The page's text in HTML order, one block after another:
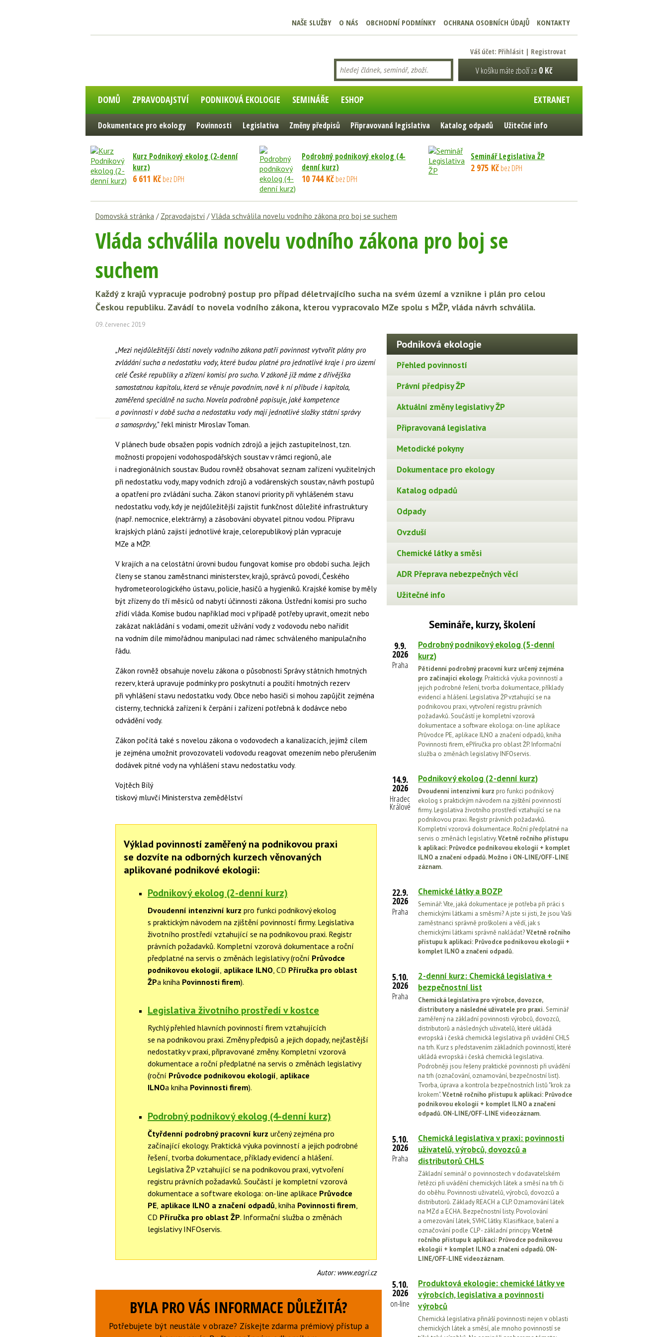
NAŠE SLUŽBY O NÁS OBCHODNÍ PODMÍNKY OCHRANA OSOBNÍCH ÚDAJŮ KONTAKTY
Váš účet: Přihlásit | Registrovat
V košíku máte zboží za 0 Kč
DOMŮ ZPRAVODAJSTVÍ PODNIKOVÁ EKOLOGIE SEMINÁŘE ESHOP EXTRANET
Dokumentace pro ekology Povinnosti Legislativa Změny předpisů Připravovaná legislativa Katalog odpadů Užitečné info
Kurz Podnikový ekolog (2-denní
kurz)
6 611 Kčbez DPH
Podrobný podnikový ekolog (4-
denní kurz)
10 744 Kčbez DPH
Seminář Legislativa ŽP
2 975 Kčbez DPH
Domovská stránka / Zpravodajství /Vláda schválila novelu vodního zákona pro boj se suchem
Vláda schválila novelu vodního zákona pro boj se
suchem
Každý z krajů vypracuje podrobný postup pro případ déletrvajícího sucha na svém území a vznikne i plán pro celou
Českou republiku. Zavádí to novela vodního zákona, kterou vypracovalo MZe spolu s MŽP, vláda návrh schválila.
09. červenec 2019
„Mezi nejdůležitější části novely vodního zákona patří povinnost vytvořit plány pro
zvládání sucha a nedostatku vody, které budou platné pro jednotlivé kraje i pro území
celé České republiky a zřízení komisí pro sucho. V zákoně již máme z dřívějška
samostatnou kapitolu, která se věnuje povodním, nově k ní přibude i kapitola,
zaměřená speciálně na sucho. Novela podrobně popisuje, jaké kompetence
a povinnosti v době sucha a nedostatku vody mají jednotlivé složky státní správy
a samosprávy," řekl ministr Miroslav Toman.
V plánech bude obsažen popis vodních zdrojů a jejich zastupitelnost, tzn.
možnosti propojení vodohospodářských soustav v rámci regionů, ale
i nadregionálních soustav. Budou rovněž obsahovat seznam zařízení využitelných
při nedostatku vody, mapy vodních zdrojů a vodárenských soustav, návrh postupů
a opatření pro zvládání sucha. Zákon stanoví priority při vyhlášeném stavu
nedostatku vody, kdy je nejdůležitější zajistit funkčnost důležité infrastruktury
(např. nemocnice, elektrárny) a zásobování obyvatel pitnou vodou. Přípravu
krajských plánů zajistí jednotlivé kraje, celorepublikový plán vypracuje
MZe a MŽP.
V krajích a na celostátní úrovni budou fungovat komise pro období sucha. Jejich
členy se stanou zaměstnanci ministerstev, krajů, správců povodí, Českého
hydrometeorologického ústavu, policie, hasičů a hygieniků. Krajské komise by měly
být zřízeny do tří měsíců od nabytí účinnosti zákona. Ústřední komisi pro sucho
zřídí vláda. Komise budou například moci v případě potřeby upravit, omezit nebo
zakázat nakládání s vodami, omezit užívání vody z vodovodu nebo nařídit
na vodním díle mimořádnou manipulaci nad rámec schváleného manipulačního
řádu.
Zákon rovněž obsahuje novelu zákona o působnosti Správy státních hmotných
rezerv, která upravuje podmínky pro poskytnutí a použití hmotných rezerv
při vyhlášení stavu nedostatku vody. Obce nebo hasiči si mohou zapůjčit zejména
cisterny, technická zařízení k čerpání i zařízení potřebná k dodávce nebo
odvádění vody.
Zákon počítá také s novelou zákona o vodovodech a kanalizacích, jejímž cílem
je zejména umožnit provozovateli vodovodu reagovat omezením nebo přerušením
dodávek pitné vody na vyhlášení stavu nedostatku vody.
Vojtěch Bílý
tiskový mluvčí Ministerstva zemědělství
Výklad povinností zaměřený na podnikovou praxi
se dozvíte na odborných kurzech věnovaných
aplikované podnikové ekologii:
Podnikový ekolog (2-denní kurz)
Dvoudenní intenzivní kurz pro funkci podnikový ekolog
s praktickým návodem na zjištění povinností firmy. Legislativa
životního prostředí vztahující se na podnikovou praxi. Registr
právních požadavků. Kompletní vzorová dokumentace a roční
předplatné na servis o změnách legislativy (roční Průvodce
podnikovou ekologií, aplikace ILNO, CD Příručka pro oblast
ŽPa kniha Povinnosti firem).
Legislativa životního prostředí v kostce
Rychlý přehled hlavních povinností firem vztahujících
se na podnikovou praxi. Změny předpisů a jejich dopady, nejčastější
nedostatky v praxi, připravované změny. Kompletní vzorová
dokumentace a roční předplatné na servis o změnách legislativy
(roční Průvodce podnikovou ekologií, aplikace
ILNOa kniha Povinnosti firem).
Podrobný podnikový ekolog (4-denní kurz)
Čtyřdenní podrobný pracovní kurz určený zejména pro
začínající ekology. Praktická výuka povinností a jejich podrobné
řešení, tvorba dokumentace, příklady evidencí a hlášení.
Legislativa ŽP vztahující se na podnikovou praxi, vytvoření
registru právních požadavků. Součástí je kompletní vzorová
dokumentace a software ekologa: on-line aplikace Průvodce
PE aplikace ILNO a značení odpadů , kniha Povinnosti firem
CD Příručka pro oblast ŽP. Informační služba o změnách
legislativy INFOservis.
Autor: www.eagri.cz
BYLA PRO VÁS INFORMACE DŮLEŽITÁ?
Potřebujete být neustále v obraze? Získejte zdarma prémiový přístup a
Podniková ekologie
Přehled povinností
Právní předpisy ŽP
Aktuální změny legislativy ŽP
Připravovaná legislativa
Metodické pokyny
Dokumentace pro ekology
Katalog odpadů
Odpady
Ovzduší
Chemické látky a směsi
ADR Přeprava nebezpečných věcí
Užitečné info
Semináře, kurzy, školení
9.9.
2026
Praha
Podrobný podnikový ekolog (5-denní
kurz)
Pětidenní podrobný pracovní kurz určený zejména
pro začínající ekology. Praktická výuka povinností a
jejich podrobné řešení, tvorba dokumentace, příklady
evidencí a hlášení. Legislativa ŽP vztahující se na
podnikovou praxi, vytvoření registru právních
požadavků. Součástí je kompletní vzorová
dokumentace a software ekologa: on-line aplikace
Průvodce PE, aplikace ILNO a značení odpadů, kniha
Povinnosti firem, ePříručka pro oblast ŽP. Informační
služba o změnách legislativy INFOservis.
14.9.
2026
Hradec
Králové
Podnikový ekolog (2-denní kurz)
Dvoudenní intenzivní kurz pro funkci podnikový
ekolog s praktickým návodem na zjištění povinností
firmy. Legislativa životního prostředí vztahující se na
podnikovou praxi. Registr právních požadavků.
Kompletní vzorová dokumentace. Roční předplatné na
servis o změnách legislativy.Včetně ročního přístupu
k aplikaci: Průvodce podnikovou ekologií + komplet
ILNO a značení odpadů. Možno i ON-LINE/OFF-LINE
záznam.
22.9.
2026
Praha
Chemické látky a BOZP
Seminář: Víte, jaká dokumentace je potřeba při práci s
chemickými látkami a směsmi? A jste si jisti, že jsou Vaši
zaměstnanci správně proškoleni a vědí, jak s
chemickými látkami správně nakládat?Včetně ročního
přístupu k aplikaci: Průvodce podnikovou ekologií +
komplet ILNO a značení odpadů.
5.10.
2026
Praha
2-denní kurz: Chemická legislativa +
bezpečnostní list
Chemická legislativa pro výrobce, dovozce,
distributory a následné uživatele pro praxi.Seminář
zaměřený na základní povinnosti výrobců, dovozců,
distributorů a následných uživatelů, které ukládá
evropská i česká chemická legislativa při uvádění CHLS
na trh. Kurz s představením základních povinností, které
ukládá evropská i česká chemická legislativa.
Podrobněji jsou řešeny praktické povinnosti při uvádění
na trh (označování, oznamování, bezpečnostní list).
Tvorba, úprava a kontrola bezpečnostních listů "krok za
krokem".Včetně ročního přístupu k aplikaci: Průvodce
podnikovou ekologií + komplet ILNO a značení
odpadů. ON-LINE/OFF-LINE videozáznam.
5.10.
2026
Praha
Chemická legislativa v praxi: povinnosti
uživatelů, výrobců, dovozců a
distributorů CHLS
Základní seminář o povinnostech v dodavatelském
řetězci při uvádění chemických látek a směsí na trh či
do oběhu. Povinnosti uživatelů, výrobců, dovozců a
distributorů. Základy REACH a CLP. Oznamování látek
na MZd a ECHA. Bezpečnostní listy. Povolování
a omezování látek, SVHC látky. Klasifikace, balení a
označování podle CLP - základní principy.Včetně
ročního přístupu k aplikaci: Průvodce podnikovou
ekologií + komplet ILNO a značení odpadů. ON-
LINE/OFF-LINE videozáznam.
5.10.
2026
on-line
Produktová ekologie: chemické látky ve
výrobcích, legislativa a povinnosti
výrobců
Chemická legislativa přináší povinnosti nejen v oblasti
chemických látek a směsí, ale mnoho povinností se